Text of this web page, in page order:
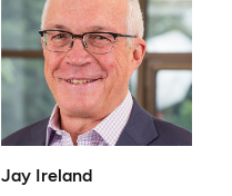
Jay Ireland